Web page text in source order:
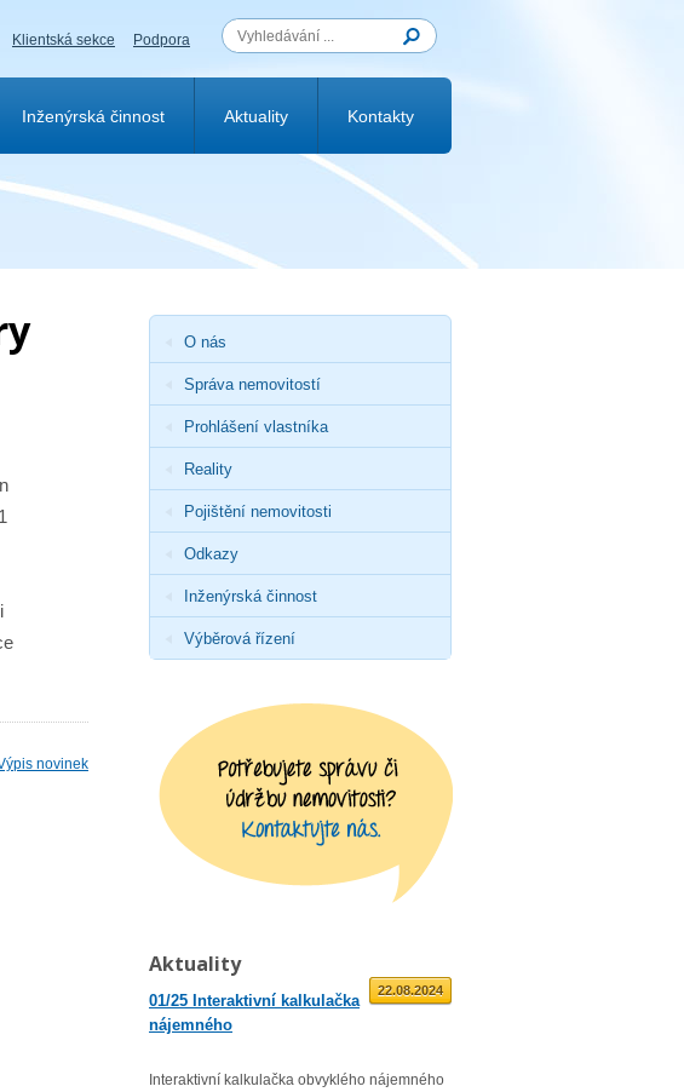
Klientská sekce Podpora
Inženýrská činnost Aktuality Kontakty
novinek
O nás
Správa nemovitostí
Prohlášení vlastníka
Reality
Pojištění nemovitosti
Odkazy
Inženýrská činnost
Výběrová řízení
Aktuality
01/25 Interaktivní kalkulačka
nájemného
01.09.2025
Interaktivní kalkulačka obvyklého nájemného
22.08.2024